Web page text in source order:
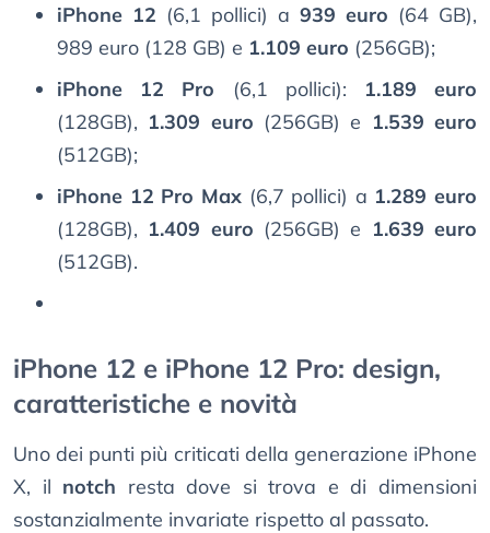
iPhone 12 (6,1 pollici) a 939 euro (64 GB),
989 euro (128 GB) e 1.109 euro (256GB);
iPhone 12 Pro (6,1 pollici): 1.189 euro
(128GB), 1.309 euro (256GB) e 1.539 euro
(512GB);
iPhone 12 Pro Max(6,7 pollici) a 1.289 euro
(128GB), 1.409 euro (256GB) e 1.639 euro
(512GB).
iPhone 12 e iPhone 12 Pro: design,
caratteristiche e novità
Uno dei punti più criticati della generazione iPhone
X, il notch resta dove si trova e di dimensioni
sostanzialmente invariate rispetto al passato.